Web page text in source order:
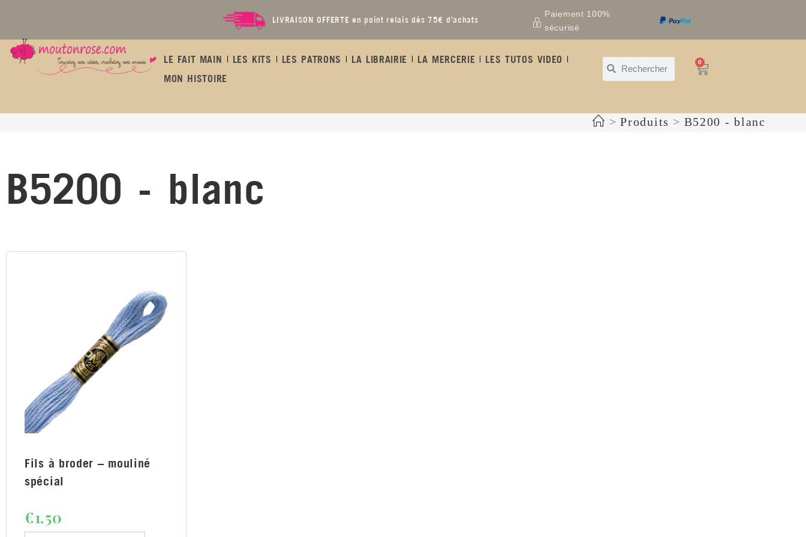
LIVRAISON OFFERTE en point relais dès 75€ d’achats
Paiement 100%
sécurisé
LE FAIT MAIN LES KITS LES PATRONS LA LIBRAIRIE LA MERCERIE
LES TUTOS VIDEO
MON HISTOIRE
0
> Produits > B5200 - blanc
B5200 - blanc
Fils à broder – mouliné
spécial
€1.50